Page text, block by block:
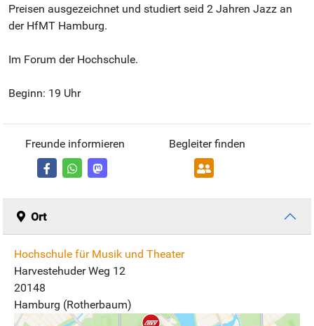
Preisen ausgezeichnet und studiert seid 2 Jahren Jazz an
der HfMT Hamburg.
Im Forum der Hochschule.
Beginn: 19 Uhr
Freunde informieren Begleiter finden
Ort
Hochschule für Musik und Theater
Harvestehuder Weg 12
20148
Hamburg (Rotherbaum)